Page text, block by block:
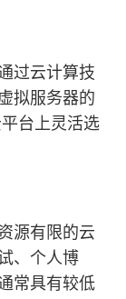
过云计算技
拟服务器的
台上灵活选
源有限的云
、个人博
常具有较低